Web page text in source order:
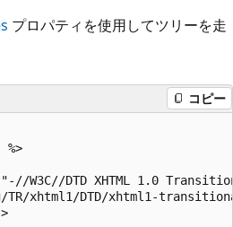
プロパティを使用してツリーを走
コピー
%>
"-//W3C//DTD XHTML 1.0
TR/xhtml1/DTD/xhtml1-